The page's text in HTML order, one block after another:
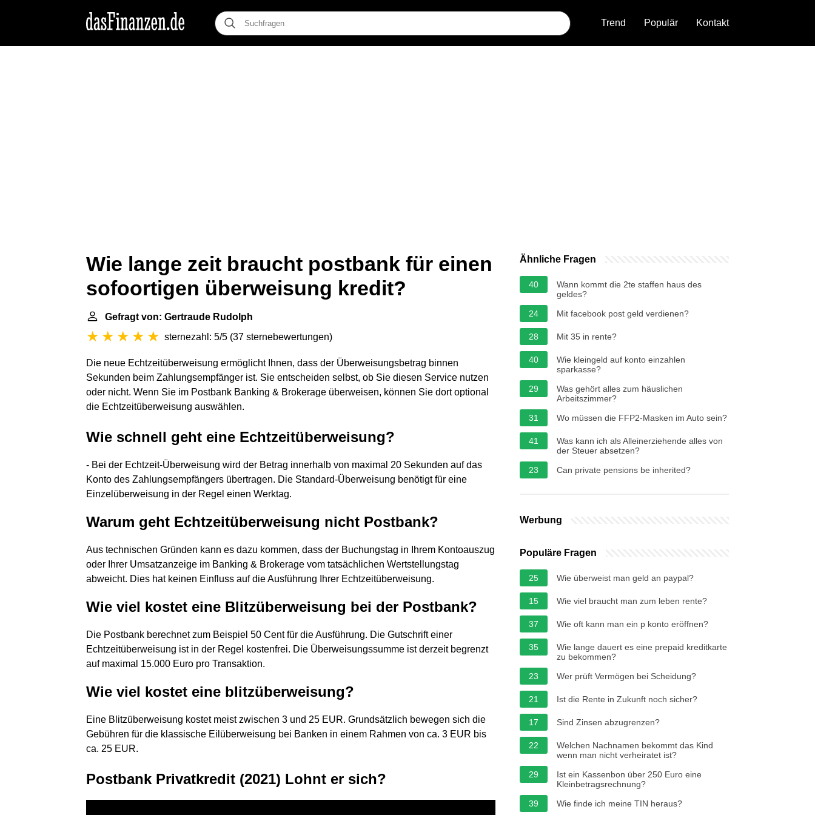
Trend Populär Kontakt
Wie lange zeit braucht postbank für einen
sofoortigen überweisung kredit?
Gefragt von: Gertraude Rudolph
sternezahl: 5/5 (37 sternebewertungen)
Die neue Echtzeitüberweisung ermöglicht Ihnen, dass der Überweisungsbetrag binnen
Sekunden beim Zahlungsempfänger ist. Sie entscheiden selbst, ob Sie diesen Service nutzen
oder nicht. Wenn Sie im Postbank Banking & Brokerage überweisen, können Sie dort optional
die Echtzeitüberweisung auswählen.
Wie schnell geht eine Echtzeitüberweisung?
- Bei der Echtzeit-Überweisung wird der Betrag innerhalb von maximal 20 Sekunden auf das
Konto des Zahlungsempfängers übertragen. Die Standard-Überweisung benötigt für eine
Einzelüberweisung in der Regel einen Werktag.
Warum geht Echtzeitüberweisung nicht Postbank?
Aus technischen Gründen kann es dazu kommen, dass der Buchungstag in Ihrem Kontoauszug
oder Ihrer Umsatzanzeige im Banking & Brokerage vom tatsächlichen Wertstellungstag
abweicht. Dies hat keinen Einfluss auf die Ausführung Ihrer Echtzeitüberweisung.
Wie viel kostet eine Blitzüberweisung bei der Postbank?
Die Postbank berechnet zum Beispiel 50 Cent für die Ausführung. Die Gutschrift einer
Echtzeitüberweisung ist in der Regel kostenfrei. Die Überweisungssumme ist derzeit begrenzt
auf maximal 15.000 Euro pro Transaktion.
Wie viel kostet eine blitzüberweisung?
Eine Blitzüberweisung kostet meist zwischen 3 und 25 EUR. Grundsätzlich bewegen sich die
Gebühren für die klassische Eilüberweisung bei Banken in einem Rahmen von ca. 3 EUR bis
ca. 25 EUR.
Postbank Privatkredit (2021) Lohnt er sich?
Ähnliche Fragen
40
Wann kommt die 2te staffen haus des
geldes?
24
Mit facebook post geld verdienen?
28 Mit 35 in rente?
40
Wie kleingeld auf konto einzahlen
sparkasse?
29
Was gehört alles zum häuslichen
Arbeitszimmer?
31
Wo müssen die FFP2-Masken im Auto sein?
41
Was kann ich als Alleinerziehende alles von
der Steuer absetzen?
23
Can private pensions be inherited?
Werbung
Populäre Fragen
25 Wie überweist man geld an paypal?
15 Wie viel braucht man zum leben rente?
37 Wie oft kann man ein p konto eröffnen?
35
Wie lange dauert es eine prepaid kreditkarte
zu bekommen?
23
Wer prüft Vermögen bei Scheidung?
21 Ist die Rente in Zukunft noch sicher?
17 Sind Zinsen abzugrenzen?
22
Welchen Nachnamen bekommt das Kind
wenn man nicht verheiratet ist?
29
Ist ein Kassenbon über 250 Euro eine
Kleinbetragsrechnung?
39
Wie finde ich meine TIN heraus?